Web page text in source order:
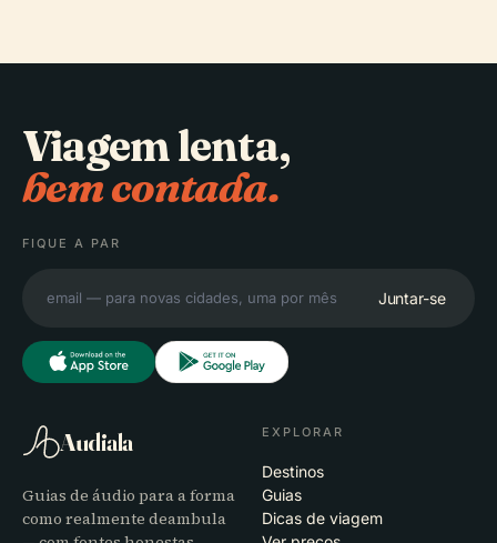
Viagem lenta,
bem contada.
FIQUE A PAR
Juntar-se
Audiala
Guias de áudio para a forma
como realmente deambula
EXPLORAR
Destinos
Guias
Dicas de viagem